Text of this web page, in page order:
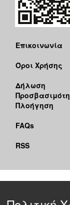
Επικοινωνία
Όροι Χρήσης
Δήλωση
Πλοήγηση
FAQs
RSS